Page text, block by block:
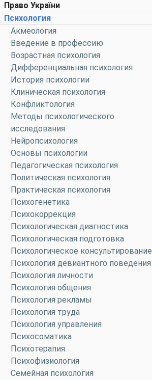
Право України
Психология
Акмеология
Введение в профессию
Возрастная психология
Дифференциальная психология
История психологии
Клиническая психология
Конфликтология
Методы психологического
исследования
Нейропсихология
Основы психологии
Педагогическая психология
Политическая психология
Практическая психология
Психогенетика
Психокоррекция
Психологическая диагностика
Психологическая подготовка
Психологическое консультирование
Психология девиантного поведения
Психология личности
Психология общения
Психология рекламы
Психология труда
Психология управления
Психосоматика
Психотерапия
Психофизиология
Семейная психология